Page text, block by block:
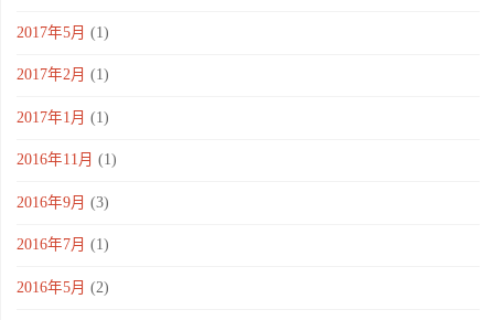
2017年5月 (1)
2017年2月 (1)
2017年1月 (1)
2016年11月 (1)
2016年9月 (3)
2016年7月 (1)
2016年5月 (2)